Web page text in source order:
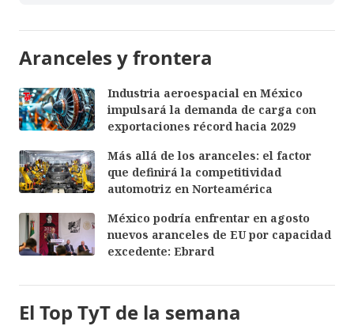
Aranceles y frontera
Industria aeroespacial en México
impulsará la demanda de carga con
exportaciones récord hacia 2029
Más allá de los aranceles: el factor
que definirá la competitividad
automotriz en Norteamérica
México podría enfrentar en agosto
nuevos aranceles de EU por capacidad
excedente: Ebrard
El Top TyT de la semana